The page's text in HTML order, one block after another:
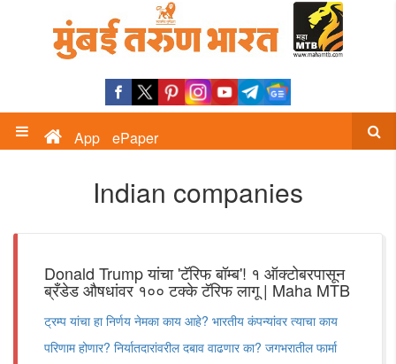
App ePaper
Indian companies
Donald Trump यांचा 'टॅरिफ बॉम्ब'! १ ऑक्टोबरपासून
ब्रँडेड औषधांवर १०० टक्के टॅरिफ लागू | Maha MTB
ट्रम्प यांचा हा निर्णय नेमका काय आहे? भारतीय कंपन्यांवर त्याचा काय
परिणाम होणार? निर्यातदारांवरील दबाव वाढणार का? जगभरातील फार्मा